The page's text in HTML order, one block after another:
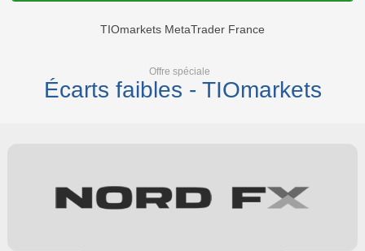
TIOmarkets MetaTrader France
Offre spéciale
Écarts faibles - TIOmarkets